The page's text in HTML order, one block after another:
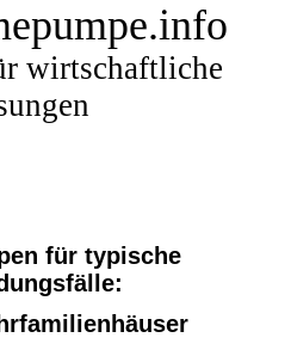
wirtschaftliche
für typische